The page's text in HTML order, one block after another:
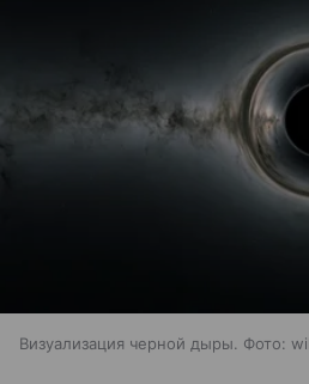
Визуализация черной дыры. Фото: